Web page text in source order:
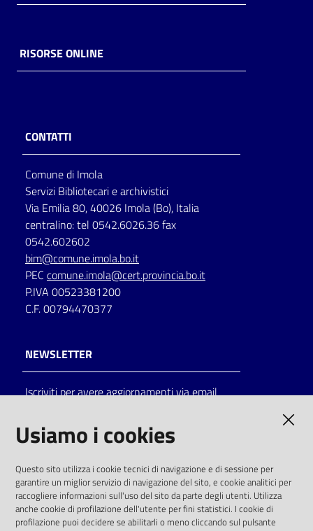
Avvisi
RISORSE ONLINE
CONTATTI
Comune di Imola
Servizi Bibliotecari e archivistici
Via Emilia 80, 40026 Imola (Bo), Italia
centralino: tel 0542.6026.36 fax
0542.602602
bim@comune.imola.bo.it
PEC comune.imola@cert.provincia.bo.it
P.IVA 00523381200
C.F. 00794470377
NEWSLETTER
Iscriviti per avere aggiornamenti via email
solo alle condizioni previste dalla direttiva
comunitaria 2003/98/CE e dal d.lgs. 36/2006
SOCIAL
Usiamo i cookies
Questo sito utilizza i cookie tecnici di navigazione e di sessione per
garantire un miglior servizio di navigazione del sito, e cookie analitici per
raccogliere informazioni sull'uso del sito da parte degli utenti. Utilizza
anche cookie di profilazione dell'utente per fini statistici. I cookie di
profilazione puoi decidere se abilitarli o meno cliccando sul pulsante